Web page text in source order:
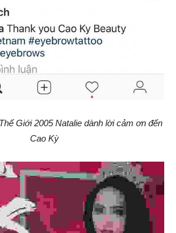
Giới 2005 Natalie dành lời cảm ơn đến
Cao Kỳ